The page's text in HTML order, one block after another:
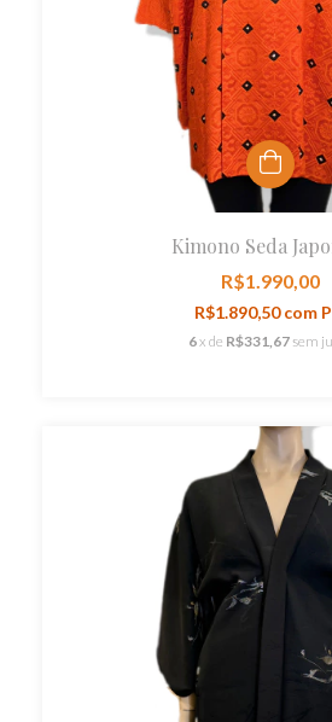
Kimono Seda
R$1.990,00
R$1.890,50com
6x de R$331,67 sem